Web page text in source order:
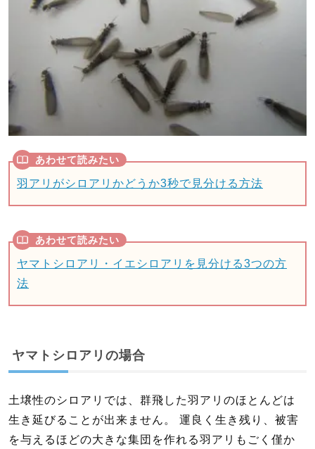
羽アリがシロアリかどうか3秒で見分ける方法
ヤマトシロアリ・イエシロアリを見分ける3つの方
法
ヤマトシロアリの場合
土壌性のシロアリでは、群飛した羽アリのほとんどは
生き延びることが出来ません。 運良く生き残り、被害
を与えるほどの大きな集団を作れる羽アリもごく僅か